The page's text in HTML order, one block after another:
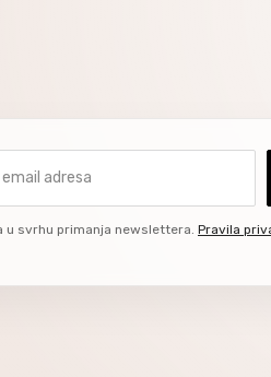
u svrhu primanja newslettera. Pravila